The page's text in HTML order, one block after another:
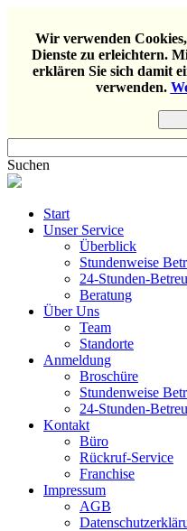
Wir verwenden
Dienste zu erleichtern.
erklären Sie sich damit
verwenden.
Suchen
Start
Unser Service
Überblick
Stundenweise
24-Stunden-
Beratung
Über Uns
Team
Standorte
Anmeldung
Broschüre
Stundenweise
24-Stunden-
Kontakt
Büro
Rückruf-Service
Franchise
Impressum
AGB